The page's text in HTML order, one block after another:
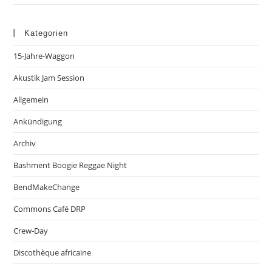
Kategorien
15-Jahre-Waggon
Akustik Jam Session
Allgemein
Ankündigung
Archiv
Bashment Boogie Reggae Night
BendMakeChange
Commons Café DRP
Crew-Day
Discothèque africaine